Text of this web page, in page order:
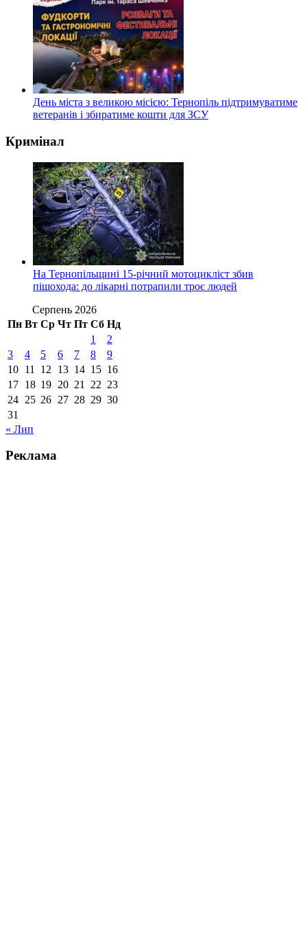
День міста з великою місією: Тернопіль підтримуватиме
ветеранів і збиратиме кошти для ЗСУ
Кримінал
На Тернопільщині 15-річний мотоцикліст збив
пішохода: до лікарні потрапили троє людей
Серпень 2026
Пн Вт Ср Чт Пт Сб Нд
1
2
3
4 5 6 7 8
9
10 11 12 13 14 15 16
17 18 19 20 21 22 23
24 25 26 27 28 29 30
31
« Лип
Реклама